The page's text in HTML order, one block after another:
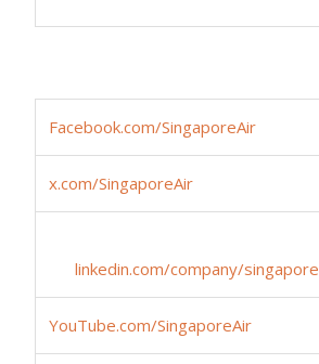
Facebook.com/SingaporeAir
x.com/SingaporeAir
linkedin.com/
YouTube.com/SingaporeAir